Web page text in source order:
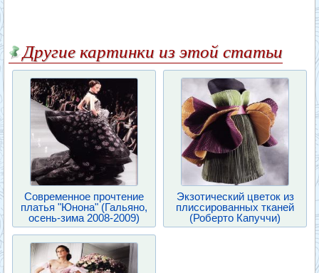
Другие картинки из этой статьи
Современное прочтение
платья "Юнона" (Гальяно,
осень-зима 2008-2009)
Экзотический цветок из
плиссированных тканей
(Роберто Капуччи)